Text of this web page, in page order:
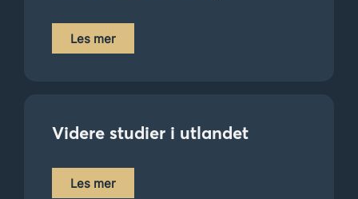
Les mer
Videre studier i utlandet
Les mer